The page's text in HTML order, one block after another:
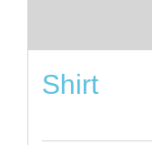
Shirt